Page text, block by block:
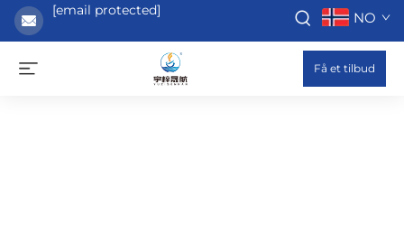
[email protected] NO
Få et tilbud